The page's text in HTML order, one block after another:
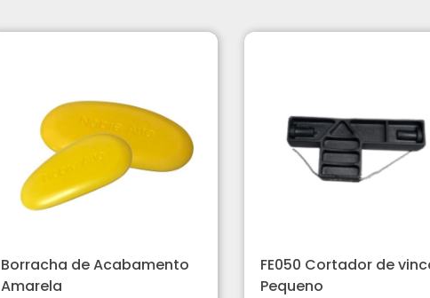
Borracha de Acabamento
Amarela
FE050 Cortador de
Pequeno